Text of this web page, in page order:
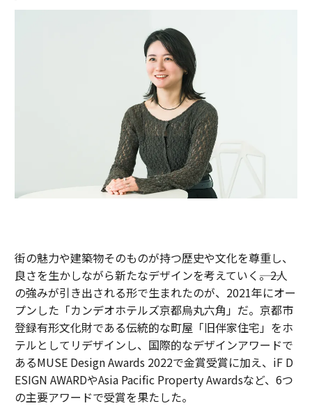
街の魅力や建築物そのものが持つ歴史や文化を尊重し、
良さを生かしながら新たなデザインを考えていく――。2人
の強みが引き出される形で生まれたのが、2021年にオー
プンした「カンデオホテルズ京都烏丸六角」だ。京都市
登録有形文化財である伝統的な町屋「旧伴家住宅」をホ
テルとしてリデザインし、国際的なデザインアワードで
あるMUSE Design Awards 2022で金賞受賞に加え、iF D
ESIGN AWARDやAsia Pacific Property Awardsなど、6つ
の主要アワードで受賞を果たした。